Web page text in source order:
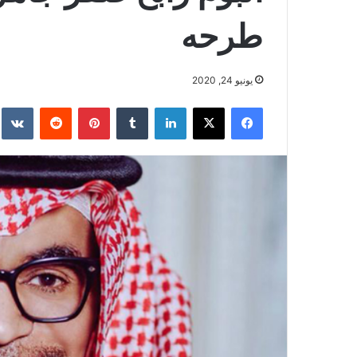
طرحه
يونيو 24, 2020
فيسبوك ‫X لينكدإن بينتيريست